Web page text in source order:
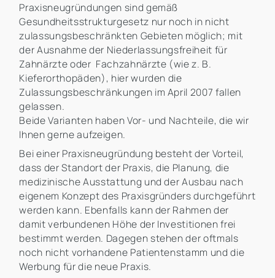
Praxisneugründungen sind gemäß
Gesundheitsstrukturgesetz nur noch in nicht
zulassungsbeschränkten Gebieten möglich; mit
der Ausnahme der Niederlassungsfreiheit für
Zahnärzte oder Fachzahnärzte (wie z. B.
Kieferorthopäden), hier wurden die
Zulassungsbeschränkungen im April 2007 fallen
gelassen.
Beide Varianten haben Vor- und Nachteile, die wir
Ihnen gerne aufzeigen.
Bei einer Praxisneugründung besteht der Vorteil,
dass der Standort der Praxis, die Planung, die
medizinische Ausstattung und der Ausbau nach
eigenem Konzept des Praxisgründers durchgeführt
werden kann. Ebenfalls kann der Rahmen der
damit verbundenen Höhe der Investitionen frei
bestimmt werden. Dagegen stehen der oftmals
noch nicht vorhandene Patientenstamm und die
Werbung für die neue Praxis.